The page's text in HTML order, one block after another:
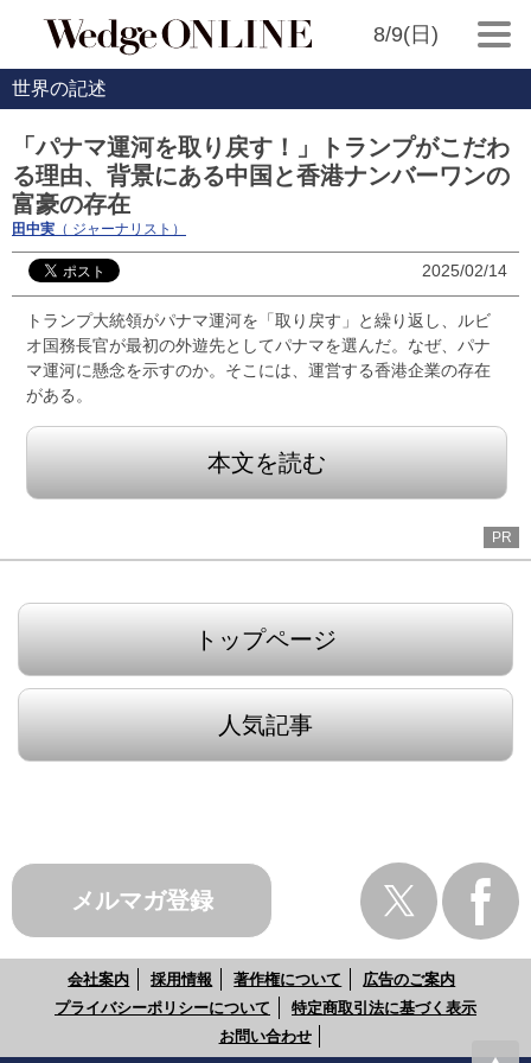
8/9(日)
世界の記述
「パナマ運河を取り戻す！」トランプがこだわ
る理由、背景にある中国と香港ナンバーワンの
富豪の存在
田中実 （ ジャーナリスト）
2025/02/14
トランプ大統領がパナマ運河を「取り戻す」と繰り返し、ルビ
オ国務長官が最初の外遊先としてパナマを選んだ。なぜ、パナ
マ運河に懸念を示すのか。そこには、運営する香港企業の存在
がある。
本文を読む
PR
トップページ
人気記事
メルマガ登録
会社案内 採用情報 著作権について
広告のご案内
プライバシーポリシーについて
特定商取引法に基づく表示
お問い合わせ